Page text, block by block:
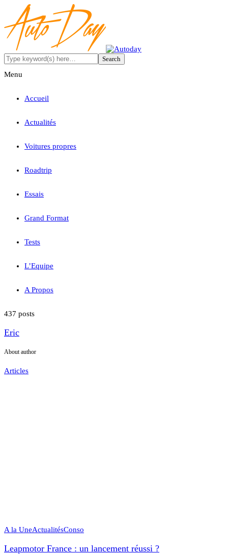
Menu
Accueil
Actualités
Voitures propres
Roadtrip
Essais
Grand Format
Tests
L’Equipe
A Propos
437 posts
Eric
About author
Articles
A la UneActualitésConso
Leapmotor France : un lancement réussi ?